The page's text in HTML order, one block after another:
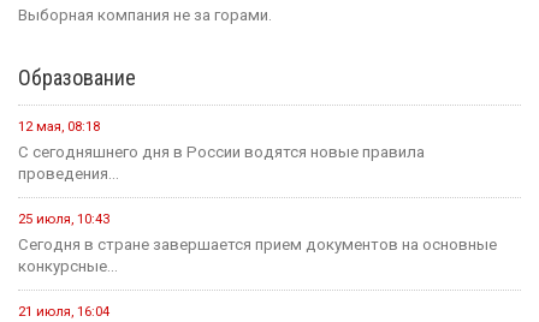
Выборная компания не за горами.
Образование
12 мая, 08:18
С сегодняшнего дня в России водятся новые правила
проведения...
25 июля, 10:43
Сегодня в стране завершается прием документов на основные
конкурсные...
21 июля, 16:04